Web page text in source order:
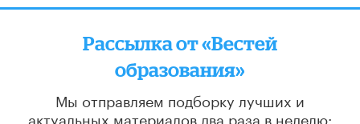
Рассылка от «Вестей
образования»
Мы отправляем подборку лучших и
актуальных материалов два раза в неделю: